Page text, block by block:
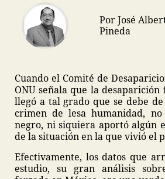
Por José
Pineda
Cuando el Comité de
ONU señala que la
llegó a tal grado que se debe
crimen de lesa humanidad,
negro, ni siquiera aportó algún
de la situación en la que vivió el
Efectivamente, los datos que
estudio, su gran análisis